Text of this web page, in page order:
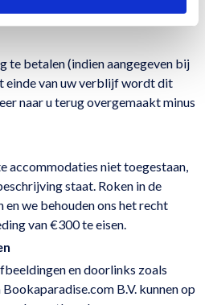
B.V..
te betalen (indien aangegeven bij
einde van uw verblijf wordt dit
naar u terug overgemaakt minus
accommodaties niet toegestaan,
staat. Roken in de
we behouden ons het recht
van €300 te eisen.
en doorlinks zoals
B.V. kunnen op